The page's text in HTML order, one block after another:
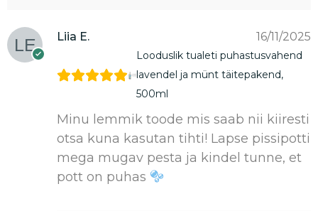
Liia E. 16/11/2025
Looduslik tualeti puhastusvahend
lavendel ja münt täitepakend,
500ml
Minu lemmik toode mis saab nii kiiresti
otsa kuna kasutan tihti! Lapse pissipotti
mega mugav pesta ja kindel tunne, et
pott on puhas